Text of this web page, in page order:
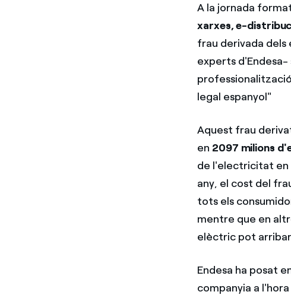
A la jornada
xarxes, e-
frau derivada dels
experts
legal espanyol"
Aquest frau
en 2097 milions
de l'electricitat en
any, el cost del
tots els
mentre que en
elèctric pot arribar
Endesa ha posat
companyia a